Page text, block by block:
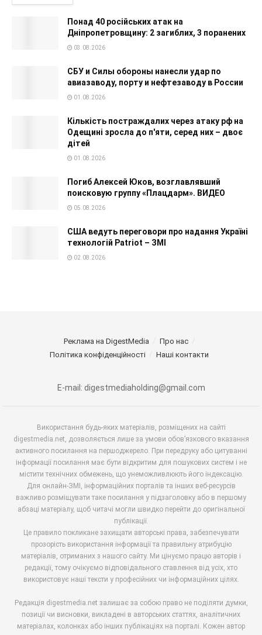
Понад 40 російських атак на
Дніпропетровщину: 2 загиблих, 3 поранених
03.08.2026
СБУ и Силы обороны нанесли удар по
авиазаводу, порту и нефтезаводу в России
01.08.2026
Кількість постраждалих через атаку рф на
Одещині зросла до п'яти, серед них – двоє
дітей
01.08.2026
Погиб Алексей Юков, возглавлявший
поисковую группу «Плацдарм». ВИДЕО
05.08.2026
США ведуть переговори про надання Україні
технологій Patriot – ЗМІ
02.08.2026
Реклама на DigestMedia
Про нас
Політика конфіденційності
Наші контакти
E-mail: digestmediaholding@gmail.com
Використання будь-яких матеріалів, розміщених на сайті
digestmedia.net, дозволяється лише за умови обов’язкового вказання
активного посилання на першоджерело. При передруку або цитуванні
інформації посилання має бути відкритим для пошукових систем і не
містити технічних обмежень, що унеможливлюють його індексацію.
Для онлайн-ЗМІ, інформаційних порталів та інших веб-ресурсів
важливо розміщувати таке посилання у підзаголовку або в першому
абзаці матеріалу, щоб читачі могли швидко перейти до оригінальної
публікації.
Це правило покликане захищати авторські права, забезпечувати
прозорість використання інформації та правильну атрибуцію
матеріалів, отриманих з нашого сайту. Ми цінуємо працю авторів і
редакції, тому очікуємо відповідального ставлення від усіх, хто
використовує наші тексти у професійних чи інформаційних цілях.
Редакція digestmedia.net залишає за собою право не поділяти думки,
позиції чи висновки, викладені в авторських статтях, аналітичних
матеріалах, колонках або інших публікаціях на порталі. Кожен автор